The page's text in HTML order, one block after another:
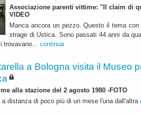
Associazione parenti vittime: "Il claim di
VIDEO
Manca ancora un pezzo. Questo il tema
strage di Ustica. Sono passati 44 anni da
trovavano... continua
a Bologna visita il Museo
alla stazione del 2 agosto 1980 -FOTO
distanza di poco più di un mese l'una dall'altra